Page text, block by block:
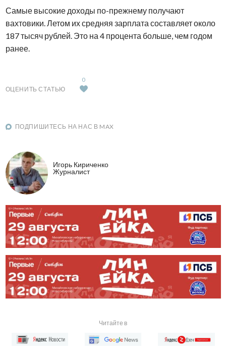
Самые высокие доходы по-прежнему получают
вахтовики. Летом их средняя зарплата составляет около
187 тысяч рублей. Это на 4 процента больше, чем годом
ранее.
ОЦЕНИТЬ СТАТЬЮ
0
ПОДПИШИТЕСЬ НА НАС В MAX
Игорь Кириченко
Журналист
Читайте в